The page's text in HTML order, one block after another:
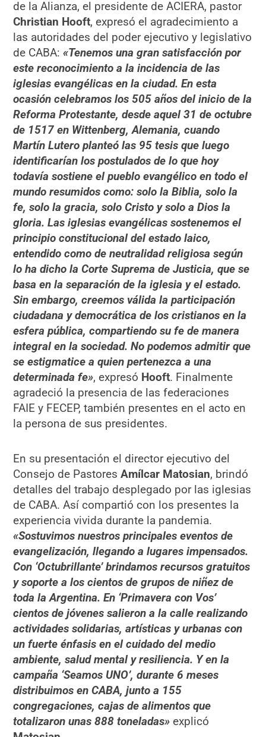
de la Alianza, el presidente de ACIERA, pastor
Christian Hooft, expresó el agradecimiento a
las autoridades del poder ejecutivo y legislativo
de CABA:«Tenemos una gran satisfacción por
este reconocimiento a la incidencia de las
iglesias evangélicas en la ciudad. En esta
ocasión celebramos los 505 años del inicio de la
Reforma Protestante, desde aquel 31 de octubre
de 1517 en Wittenberg, Alemania, cuando
Martín Lutero planteó las 95 tesis que luego
identificarían los postulados de lo que hoy
todavía sostiene el pueblo evangélico en todo el
mundo resumidos como: solo la Biblia, solo la
fe, solo la gracia, solo Cristo y solo a Dios la
gloria. Las iglesias evangélicas sostenemos el
principio constitucional del estado laico,
entendido como de neutralidad religiosa según
lo ha dicho la Corte Suprema de Justicia, que se
basa en la separación de la iglesia y el estado.
Sin embargo, creemos válida la participación
ciudadana y democrática de los cristianos en la
esfera pública, compartiendo su fe de manera
integral en la sociedad. No podemos admitir que
se estigmatice a quien pertenezca a una
determinada fe», expresó Hooft. Finalmente
agradeció la presencia de las federaciones
FAIE y FECEP, también presentes en el acto en
la persona de sus presidentes.
En su presentación el director ejecutivo del
Consejo de PastoresAmílcar Matosian, brindó
detalles del trabajo desplegado por las iglesias
de CABA. Así compartió con los presentes la
experiencia vivida durante la pandemia.
«Sostuvimos nuestros principales eventos de
evangelización, llegando a lugares impensados.
Con ‘Octubrillante’ brindamos recursos gratuitos
y soporte a los cientos de grupos de niñez de
toda la Argentina. En ‘Primavera con Vos’
cientos de jóvenes salieron a la calle realizando
actividades solidarias, artísticas y urbanas con
un fuerte énfasis en el cuidado del medio
ambiente, salud mental y resiliencia. Y en la
campaña ‘Seamos UNO’, durante 6 meses
distribuimos en CABA, junto a 155
congregaciones, cajas de alimentos que
totalizaron unas 888 toneladas» explicó